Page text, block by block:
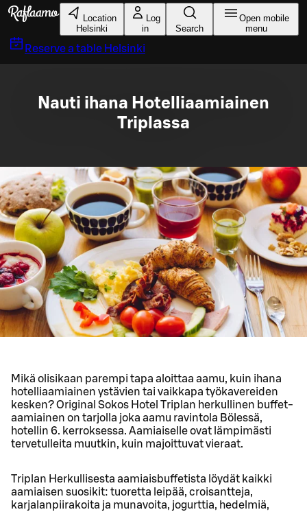
Skip to main content
Location
Helsinki
Log
in
Search
Open mobile
menu
Reserve a table Helsinki
Nauti ihana Hotelliaamiainen
Triplassa
Mikä olisikaan parempi tapa aloittaa aamu, kuin ihana
hotelliaamiainen ystävien tai vaikkapa työkavereiden
kesken? Original Sokos Hotel Triplan herkullinen buffet-
aamiainen on tarjolla joka aamu ravintola Bölessä,
hotellin 6. kerroksessa. Aamiaiselle ovat lämpimästi
tervetulleita muutkin, kuin majoittuvat vieraat.
Triplan Herkullisesta aamiaisbuffetista löydät kaikki
aamiaisen suosikit: tuoretta leipää, croisantteja,
karjalanpiirakoita ja munavoita, jogurttia, hedelmiä,